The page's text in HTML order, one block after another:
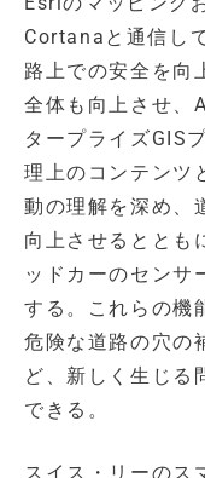
Cortanaと通信し
路上での安全を向
全体も向上させ、
タープライズGIS
理上のコンテンツ
動の理解を深め、
向上させるととも
ッドカーのセンサ
する。これらの機
危険な道路の穴の
ど、新しく生じる
できる。
スイス・リーの